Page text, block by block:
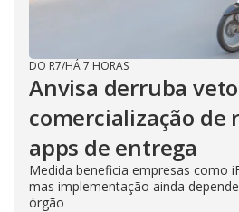
DO R7/HÁ 7 HORAS
Anvisa derruba
comercialização de
apps de entrega
Medida beneficia empresas como
mas implementação ainda
órgão